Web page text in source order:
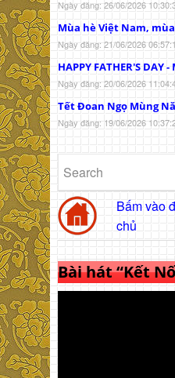
Ngày đăng: 26/06/2026
Mùa hè Việt Nam,
Ngày đăng: 21/06/2026
HAPPY FATHER'S DAY
Ngày đăng: 20/06/2026
Tết Đoan Ngọ Mùng
Ngày đăng: 19/06/2026
Bấm vào
chủ
Bài hát “Kết